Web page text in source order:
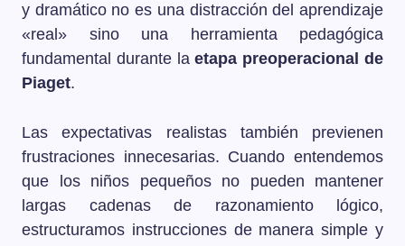
y dramático no es una distracción del aprendizaje
«real» sino una herramienta pedagógica
fundamental durante laetapa preoperacional de
Piaget.
Las expectativas realistas también previenen
frustraciones innecesarias. Cuando entendemos
que los niños pequeños no pueden mantener
largas cadenas de razonamiento lógico,
estructuramos instrucciones de manera simple y